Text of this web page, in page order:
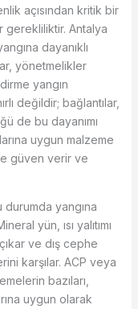
açısından kritik bir
Antalya
dayanıklı
yönetmelikler
yangın
değildir; bağlantılar,
de bu dayanımı
uygun malzeme
güven verir ve
yangına
yün, ısı yalıtımı
ve dış cephe
karşılar. ACP veya
bazıları,
uygun olarak